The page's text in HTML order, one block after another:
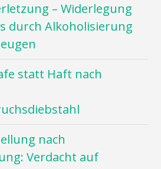
– Widerlegung
durch Alkoholisierung
statt Haft nach
nach
Verdacht auf